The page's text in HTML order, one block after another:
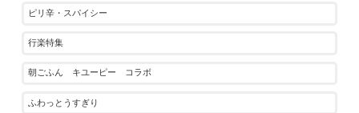
ピリ辛・スパイシー
行楽特集
朝ごふん キユーピー コラボ
ふわっとうすぎり